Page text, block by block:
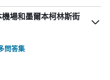
場和墨爾本柯林斯街
問答集